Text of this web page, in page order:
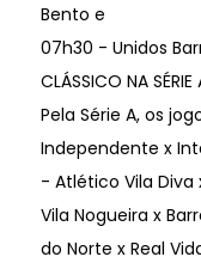
Bento e
07h30 - Unidos
CLÁSSICO NA SÉRIE
Pela Série A, os
Independente x
- Atlético Vila Diva
Vila Nogueira x
do Norte x Real